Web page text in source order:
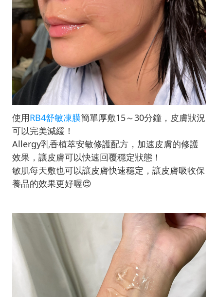
使用RB4舒敏凍膜簡單厚敷15～30分鐘，皮膚狀況
可以完美減緩！
Allergy乳香植萃安敏修護配方，加速皮膚的修護
效果，讓皮膚可以快速回覆穩定狀態！
敏肌每天敷也可以讓皮膚快速穩定，讓皮膚吸收保
養品的效果更好喔😍